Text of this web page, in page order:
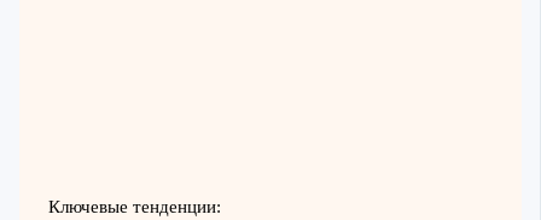
Ключевые тенденции: